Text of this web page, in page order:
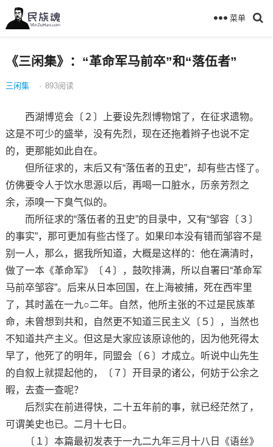
菜单
《三闲集》：“革命军马前卒”和“落伍者”
三闲集 · 893阅读
西湖博览会〔２〕上要设先烈博物馆了，在征求遗物。
这是不可少的盛举，没有先烈，现在还拖着辫子也说不定
的，更那能如此自在。
但所征求的，末后又有“落伍者的丑史”，却有些古怪了。
仿佛要令人于饮水思源以后，再喝一口脏水，历亲芳烈之
余，添嗅一下臭气似的。
而所征求的“落伍者的丑史”的目录中，又有“邹容〔３〕
的事实”，那可更加有些古怪了。如果印本没有错而邹容不是
别一人，那么，据我所知道，大概是这样的：他在满清时，
做了一本《革命军》〔４〕，鼓吹排满，所以自署曰“革命军
马前卒邹容”。后来从日本回国，在上海被捕，死在西牢里
了，其时盖在一九○二年。自然，他所主张的不过是民族革
命，未曾想到共和，自然更不知道三民主义〔５〕，当然也
不知道共产主义。但这是大家应该原谅他的，因为他死得太
早了，他死了的明年，同盟会〔６〕才成立。听说中山先生
的自叙上就提起他的，〔７〕开目录的诸公，何妨于公余之
暇，去查一查呢？
后烈实在前进得快，二十五年前的事，就已经茫然了，
可谓美史也已。二月十七日。
〔１〕本篇最初发表于一九二九年三月十八日《语丝》